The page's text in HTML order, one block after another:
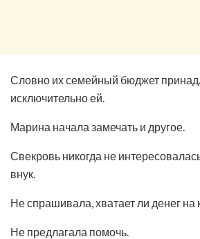
Словно их семейный бюджет
исключительно ей.
Марина начала замечать и другое.
Свекровь никогда не
внук.
Не спрашивала, хватает ли денег на
Не предлагала помочь.